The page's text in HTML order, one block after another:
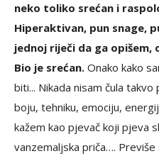
neko toliko srećan i
Hiperaktivan, pun snage,
jednoj riječi da ga opišem,
Bio je srećan. Onako kako
biti... Nikada nisam čula
boju, tehniku, emociju,
kažem kao pjevač koji pjeva
vanzemaljska priča….